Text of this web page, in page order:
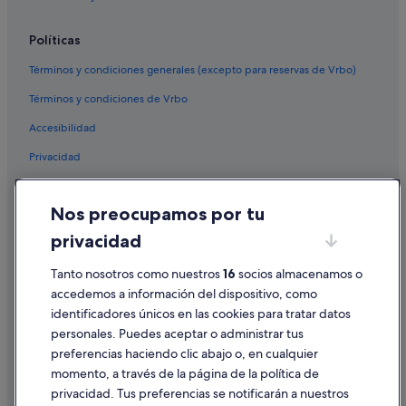
Albergues en La Mata
Apartamentos en La Mata
Nh Hotels en Torrevieja
Casas privadas de vacaciones en Playa Flamenca
Hoteles con wifi en Torrevieja
Hoteles ecológicos en Torrevieja
Casas privadas de vacaciones en La Zenia
Hoteles para familias en Torrevieja
Hoteles cerca de Puerto de Torrevieja
Pensiones en Torrevieja
Villas en La Zenia
Hoteles para ir de compras en Torrevieja
Políticas
Términos y condiciones generales (excepto para reservas de Vrbo)
Términos y condiciones de Vrbo
Accesibilidad
Privacidad
Condiciones de uso
Información legal/contacto
Pautas sobre el contenido y cómo denunciar contenido
Ayuda
Cancelar un vuelo
Nos preocupamos por tu
privacidad
Tanto nosotros como nuestros16 socios almacenamos o
accedemos a información del dispositivo, como
identificadores únicos en las cookies para tratar datos
personales. Puedes aceptar o administrar tus
preferencias haciendo clic abajo o, en cualquier
momento, a través de la página de la política de
privacidad. Tus preferencias se notificarán a nuestros